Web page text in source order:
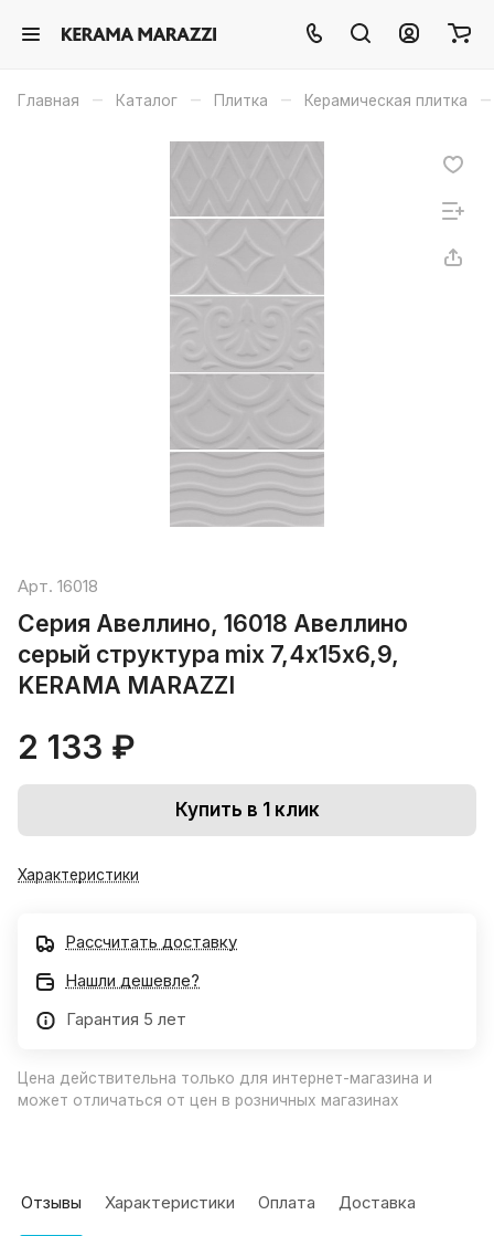
Главная – Каталог – Плитка – Керамическая плитка –
Арт. 16018
Серия Авеллино, 16018 Авеллино
серый структура mix 7,4х15х6,9,
KERAMA MARAZZI
2 133 ₽
Купить в 1 клик
Характеристики
Рассчитать доставку
Нашли дешевле?
Гарантия 5 лет
Цена действительна только для интернет-магазина и
может отличаться от цен в розничных магазинах
Отзывы Характеристики Оплата Доставка